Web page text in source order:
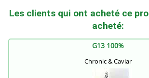
Les clients qui ont acheté ce
acheté:
G13 100%
Chronic & Caviar